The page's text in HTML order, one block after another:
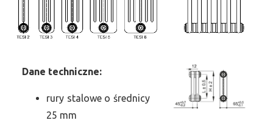
Dane techniczne:
rury stalowe o średnicy
25 mm